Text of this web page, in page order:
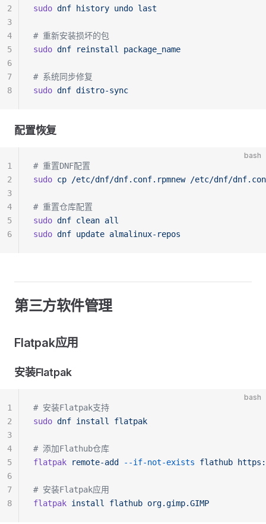
sudo dnf history undo last
# 重新安装损坏的包
sudo dnf reinstall package_name
# 系统同步修复
sudo dnf distro-sync
2
3
4
5
6
7
8
配置恢复
bash
# 重置DNF配置
sudo cp /etc/dnf/dnf.conf.rpmnew /etc/dnf/
# 重置仓库配置
sudo dnf clean all
sudo dnf update almalinux-repos
1
2
3
4
5
6
第三方软件管理
Flatpak应用
安装Flatpak
bash
# 安装Flatpak支持
sudo dnf install flatpak
# 添加Flathub仓库
flatpak remote-add --if-not-exists flathub
# 安装Flatpak应用
flatpak install flathub org.gimp.GIMP
1
2
3
4
5
6
7
8